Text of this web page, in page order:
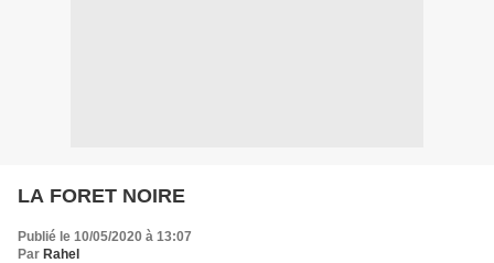
LA FORET NOIRE
Publié le 10/05/2020 à 13:07
Par Rahel